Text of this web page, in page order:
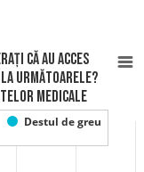
că au acces
următoarele?
medicale
Destul de greu